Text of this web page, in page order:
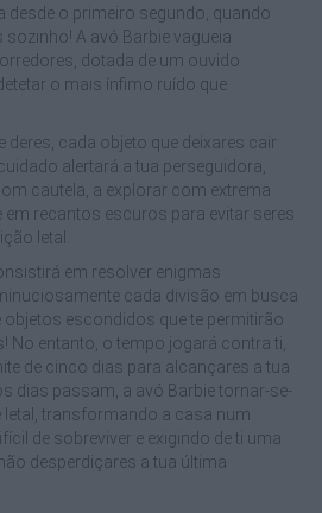
desde o primeiro segundo, quando
A avó Barbie vagueia
dotada de um ouvido
o mais ínfimo ruído que
deres, cada objeto que deixares cair
alertará a tua perseguidora,
cautela, a explorar com extrema
recantos escuros para evitar seres
letal.
em resolver enigmas
cada divisão em busca
objetos escondidos que te permitirão
No entanto, o tempo jogará contra ti,
de cinco dias para alcançares a tua
dias passam, a avó Barbie tornar-se-
transformando a casa num
de sobreviver e exigindo de ti uma
desperdiçares a tua última